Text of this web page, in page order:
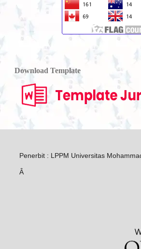
Download Template
Penerbit : LPPM Universitas
Â